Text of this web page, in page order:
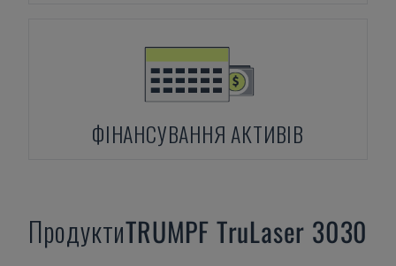
ФІНАНСУВАННЯ АКТИВІВ
ПродуктиTRUMPF TruLaser 3030